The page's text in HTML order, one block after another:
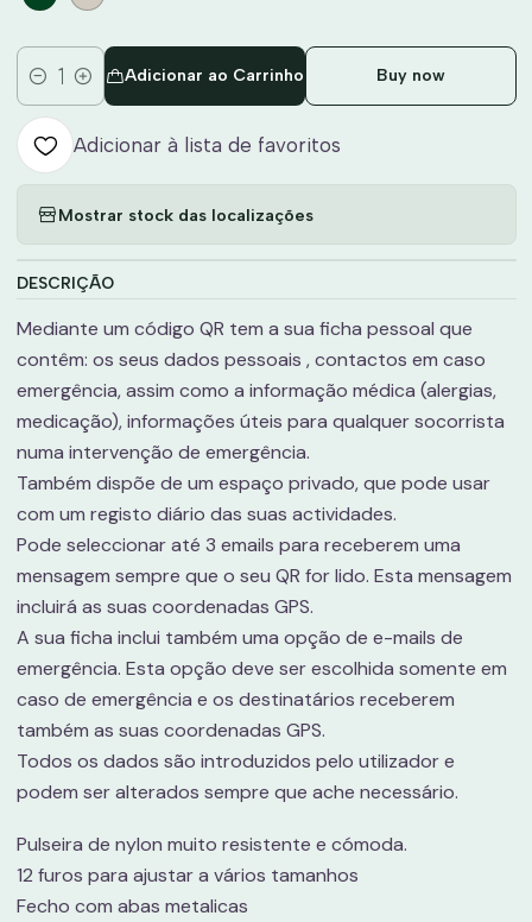
Quantidade
Adicionar ao Carrinho Buy now
Adicionar à lista de favoritos
Mostrar stock das localizações
DESCRIÇÃO
Mediante um código QR tem a sua ficha pessoal que
contêm: os seus dados pessoais , contactos em caso
emergência, assim como a informação médica (alergias,
medicação), informações úteis para qualquer socorrista
numa intervenção de emergência.
Também dispõe de um espaço privado, que pode usar
com um registo diário das suas actividades.
Pode seleccionar até 3 emails para receberem uma
mensagem sempre que o seu QR for lido. Esta mensagem
incluirá as suas coordenadas GPS.
A sua ficha inclui também uma opção de e-mails de
emergência. Esta opção deve ser escolhida somente em
caso de emergência e os destinatários receberem
também as suas coordenadas GPS.
Todos os dados são introduzidos pelo utilizador e
podem ser alterados sempre que ache necessário.
Pulseira de nylon muito resistente e cómoda.
12 furos para ajustar a vários tamanhos
Fecho com abas metalicas